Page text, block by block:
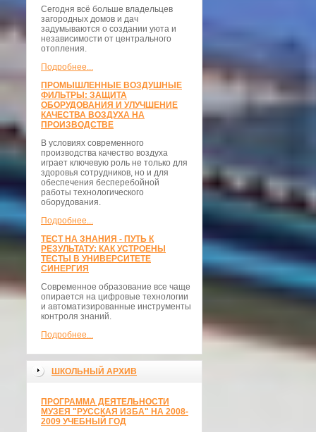
Сегодня всё больше владельцев
загородных домов и дач
задумываются о создании уюта и
независимости от центрального
отопления.
Подробнее...
ПРОМЫШЛЕННЫЕ ВОЗДУШНЫЕ
ФИЛЬТРЫ: ЗАЩИТА
ОБОРУДОВАНИЯ И УЛУЧШЕНИЕ
КАЧЕСТВА ВОЗДУХА НА
ПРОИЗВОДСТВЕ
В условиях современного
производства качество воздуха
играет ключевую роль не только для
здоровья сотрудников, но и для
обеспечения бесперебойной
работы технологического
оборудования.
Подробнее...
ТЕСТ НА ЗНАНИЯ - ПУТЬ К
РЕЗУЛЬТАТУ: КАК УСТРОЕНЫ
ТЕСТЫ В УНИВЕРСИТЕТЕ
СИНЕРГИЯ
Современное образование все чаще
опирается на цифровые технологии
и автоматизированные инструменты
контроля знаний.
Подробнее...
ШКОЛЬНЫЙ АРХИВ
ПРОГРАММА ДЕЯТЕЛЬНОСТИ
МУЗЕЯ "РУССКАЯ ИЗБА" НА 2008-
2009 УЧЕБНЫЙ ГОД